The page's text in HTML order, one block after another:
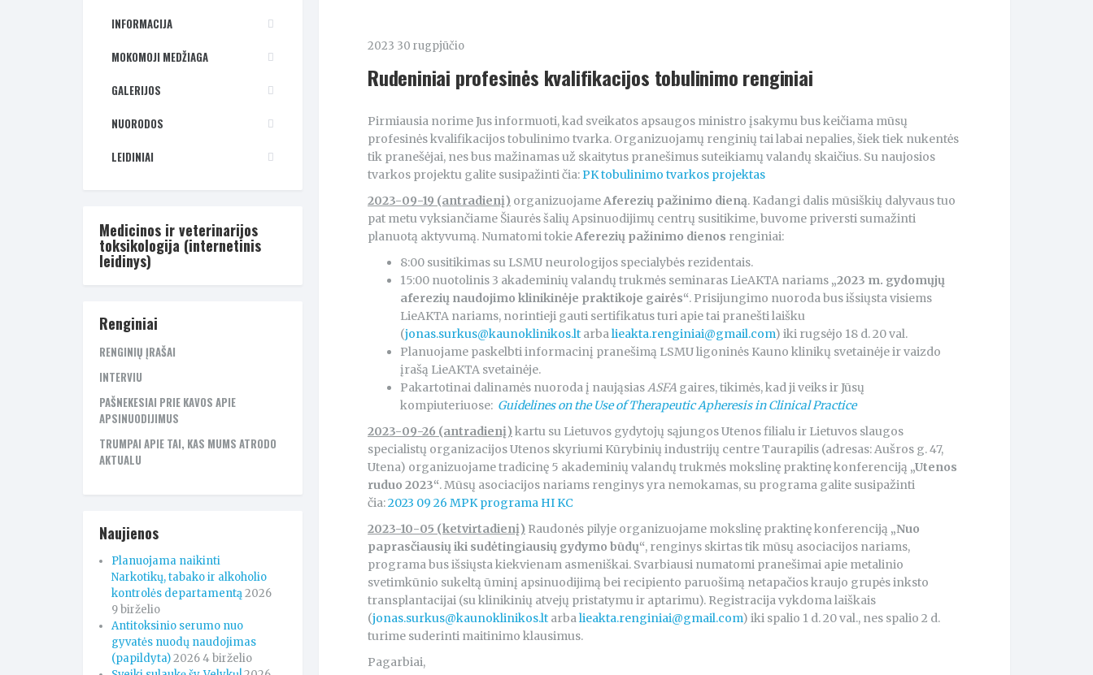
2023 30 rugpjūčio
Rudeniniai profesinės kvalifikacijos tobulinimo renginiai
Pirmiausia norime Jus informuoti, kad sveikatos apsaugos ministro įsakymu bus keičiama mūsų
profesinės kvalifikacijos tobulinimo tvarka. Organizuojamų renginių tai labai nepalies, šiek tiek nukentės
tik pranešėjai, nes bus mažinamas už skaitytus pranešimus suteikiamų valandų skaičius. Su naujosios
tvarkos projektu galite susipažinti čia:PK tobulinimo tvarkos projektas
2023-09-19 (antradienį) organizuojameAferezių pažinimo dieną. Kadangi dalis mūsiškių dalyvaus tuo
pat metu vyksiančiame Šiaurės šalių Apsinuodijimų centrų susitikime, buvome priversti sumažinti
planuotą aktyvumą. Numatomi tokieAferezių pažinimo dienos renginiai:
8:00 susitikimas su LSMU neurologijos specialybės rezidentais.
15:00 nuotolinis 3 akademinių valandų trukmės seminaras LieAKTA nariams „2023 m. gydomųjų
aferezių naudojimo klinikinėje praktikoje gairės“. Prisijungimo nuoroda bus išsiųsta visiems
LieAKTA nariams, norintieji gauti sertifikatus turi apie tai pranešti laišku
(jonas.surkus@kaunoklinikos.lt arbalieakta.renginiai@gmail.com) iki rugsėjo 18 d. 20 val.
Planuojame paskelbti informacinį pranešimą LSMU ligoninės Kauno klinikų svetainėje ir vaizdo
įrašą LieAKTA svetainėje.
Pakartotinai dalinamės nuoroda į naująsiasASFA gaires, tikimės, kad ji veiks ir Jūsų
kompiuteriuose: Guidelines on the Use of Therapeutic Apheresis in Clinical Practice
2023-09-26 (antradienį) kartu su Lietuvos gydytojų sąjungos Utenos filialu ir Lietuvos slaugos
specialistų organizacijos Utenos skyriumi Kūrybinių industrijų centre Taurapilis (adresas: Aušros g. 47,
Utena) organizuojame tradicinę 5 akademinių valandų trukmės mokslinę praktinę konferenciją „Utenos
ruduo 2023“. Mūsų asociacijos nariams renginys yra nemokamas, su programa galite susipažinti
čia:2023 09 26 MPK programa HI KC
2023-10-05 (ketvirtadienį) Raudonės pilyje organizuojame mokslinę praktinę konferenciją „Nuo
paprasčiausių iki sudėtingiausių gydymo būdų“, renginys skirtas tik mūsų asociacijos nariams,
programa bus išsiųsta kiekvienam asmeniškai. Svarbiausi numatomi pranešimai apie metalinio
svetimkūnio sukeltą ūminį apsinuodijimą bei recipiento paruošimą netapačios kraujo grupės inksto
transplantacijai (su klinikinių atvejų pristatymu ir aptarimu). Registracija vykdoma laiškais
(jonas.surkus@kaunoklinikos.lt arbalieakta.renginiai@gmail.com) iki spalio 1 d. 20 val., nes spalio 2 d.
turime suderinti maitinimo klausimus.
Pagarbiai,
INFORMACIJA
MOKOMOJI MEDŽIAGA
GALERIJOS
NUORODOS
LEIDINIAI
Medicinos ir veterinarijos
toksikologija (internetinis
leidinys)
Renginiai
RENGINIŲ ĮRAŠAI
INTERVIU
PAŠNEKESIAI PRIE KAVOS APIE
APSINUODIJIMUS
TRUMPAI APIE TAI, KAS MUMS ATRODO
AKTUALU
Naujienos
Planuojama naikinti
Narkotikų, tabako ir alkoholio
kontrolės departamentą2026
9 birželio
Antitoksinio serumo nuo
gyvatės nuodų naudojimas
(papildyta)2026 4 birželio